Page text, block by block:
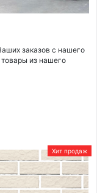
заказов с нашего
товары из нашего
Хит продаж